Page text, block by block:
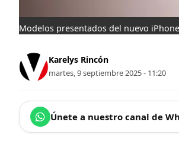
Modelos presentados del nuevo
Karelys Rincón
martes, 9 septiembre 2025 - 11:20
Únete a nuestro canal de